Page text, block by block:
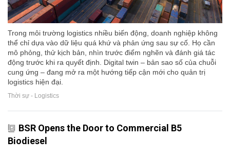
Trong môi trường logistics nhiều biến động, doanh nghiệp không
thể chỉ dựa vào dữ liệu quá khứ và phản ứng sau sự cố. Họ cần
mô phỏng, thử kịch bản, nhìn trước điểm nghẽn và đánh giá tác
động trước khi ra quyết định. Digital twin – bản sao số của chuỗi
cung ứng – đang mở ra một hướng tiếp cận mới cho quản trị
logistics hiện đại.
Thời sự - Logistics
BSR Opens the Door to Commercial B5
Biodiesel